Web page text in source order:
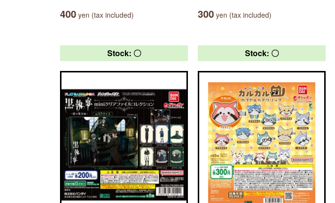
400 yen (tax included) 300 yen (tax included)
Stock: 〇 Stock: 〇